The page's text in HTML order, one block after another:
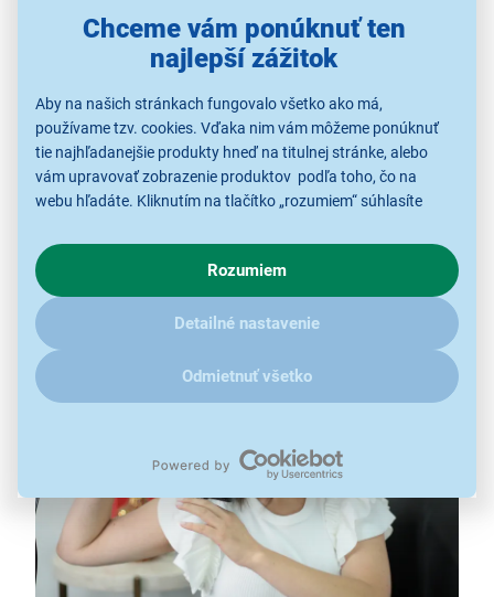
Chceme vám ponúknuť ten
najlepší zážitok
Aby na našich stránkach fungovalo všetko ako má,
používame tzv. cookies. Vďaka nim vám môžeme ponúknuť
tie najhľadanejšie produkty hneď na titulnej stránke, alebo
vám upravovať zobrazenie produktov podľa toho, čo na
webu hľadáte. Kliknutím na tlačítko „rozumiem“ súhlasíte
o chovaní na webe pre zobrazovaní cielených reklám.
V prípade že vás zaujímajú detaily, ako u nás s cookies a
ďalšími údaji pracujeme, kliknitesem.
Rozumiem
Detailné nastavenie
Odmietnuť všetko
Zdravo vyžehlené vlasy
Trápia vás obavy z poškodenia vlasov, ktoré môže
spôsobiť ich pravidelné žehlenie? Siahnite po žehličke
Revlon RVDR5330E, ktoráminimalizuje teplotný šok
chráni vlasy pred vysušením a zanecháva ichžiarivo